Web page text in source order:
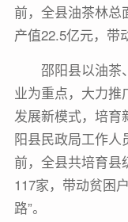
前，全县油茶林总
产值22.5亿元，带
邵阳县以油茶
业为重点，大力推
发展新模式，培育
阳县民政局工作人
前，全县共培育县
117家，带动贫困
路”。